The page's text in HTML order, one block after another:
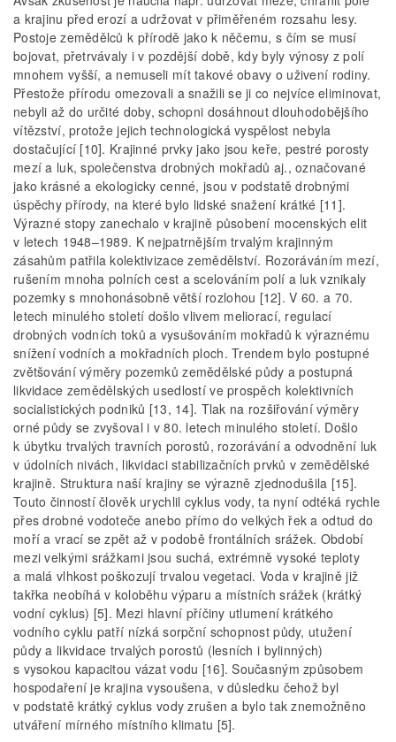
a krajinu před erozí a udržovat v přiměřeném rozsahu lesy.
Postoje zemědělců k přírodě jako k něčemu, s čím se musí
bojovat, přetrvávaly i v pozdější době, kdy byly výnosy z polí
mnohem vyšší, a nemuseli mít takové obavy o uživení rodiny.
Přestože přírodu omezovali a snažili se ji co nejvíce eliminovat,
nebyli až do určité doby, schopni dosáhnout dlouhodobějšího
vítězství, protože jejich technologická vyspělost nebyla
dostačující [10]. Krajinné prvky jako jsou keře, pestré porosty
mezí a luk, společenstva drobných mokřadů aj., označované
jako krásné a ekologicky cenné, jsou v podstatě drobnými
úspěchy přírody, na které bylo lidské snažení krátké [11].
Výrazné stopy zanechalo v krajině působení mocenských elit
v letech 1948–1989. K nejpatrnějším trvalým krajinným
zásahům patřila kolektivizace zemědělství. Rozoráváním mezí,
rušením mnoha polních cest a scelováním polí a luk vznikaly
pozemky s mnohonásobně větší rozlohou [12]. V 60. a 70.
letech minulého století došlo vlivem meliorací, regulací
drobných vodních toků a vysušováním mokřadů k výraznému
snížení vodních a mokřadních ploch. Trendem bylo postupné
zvětšování výměry pozemků zemědělské půdy a postupná
likvidace zemědělských usedlostí ve prospěch kolektivních
socialistických podniků [13, 14]. Tlak na rozšiřování výměry
orné půdy se zvyšoval i v 80. letech minulého století. Došlo
k úbytku trvalých travních porostů, rozorávání a odvodnění luk
v údolních nivách, likvidaci stabilizačních prvků v zemědělské
krajině. Struktura naší krajiny se výrazně zjednodušila [15].
Touto činností člověk urychlil cyklus vody, ta nyní odtéká rychle
přes drobné vodoteče anebo přímo do velkých řek a odtud do
moří a vrací se zpět až v podobě frontálních srážek. Období
mezi velkými srážkami jsou suchá, extrémně vysoké teploty
a malá vlhkost poškozují trvalou vegetaci. Voda v krajině již
takřka neobíhá v koloběhu výparu a místních srážek (krátký
vodní cyklus) [5]. Mezi hlavní příčiny utlumení krátkého
vodního cyklu patří nízká sorpční schopnost půdy, utužení
půdy a likvidace trvalých porostů (lesních i bylinných)
s vysokou kapacitou vázat vodu [16]. Současným způsobem
hospodaření je krajina vysoušena, v důsledku čehož byl
v podstatě krátký cyklus vody zrušen a bylo tak znemožněno
utváření mírného místního klimatu [5].